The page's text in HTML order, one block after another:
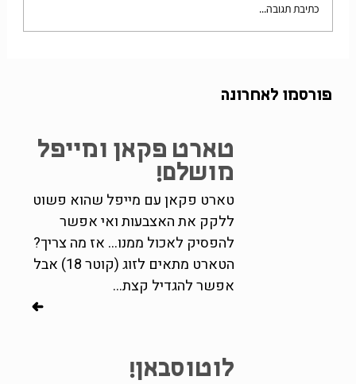
כתיבת תגובה...
פורסמו לאחרונה
טארט פקאן ומייפל
מושלם!
טארט פקאן עם מייפל שהוא פשוט
ללקק את האצבעות ואי אפשר
להפסיק לאכול ממנו... אז מה צריך?
הטארט מתאים לזוג (קוטר 18) אבל
אפשר להגדיל קצת...
לוטוסבאן!